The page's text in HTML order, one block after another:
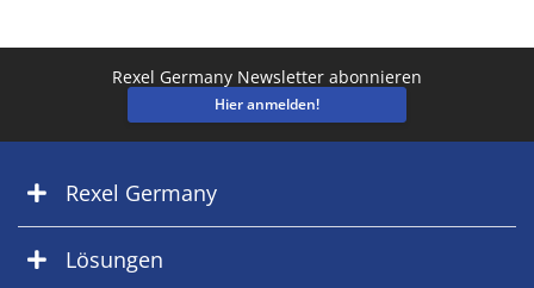
Rexel Germany Newsletter abonnieren
Hier anmelden!
Rexel Germany
Lösungen